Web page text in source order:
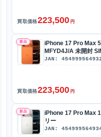
買取価格223,500 円
新品
iPhone 17 Pro Max
MFYD4J/A 未開封
JAN:
買取価格223,500 円
新品
iPhone 17 Pro Max
リー
JAN: